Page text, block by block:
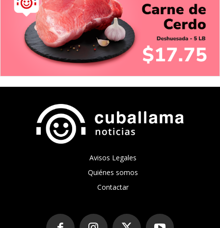
Avisos Legales
Quiénes somos
Contactar